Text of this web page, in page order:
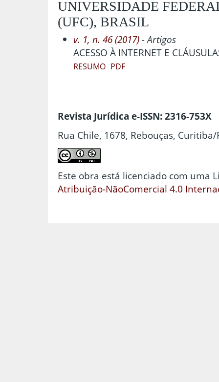
UNIVERSIDADE
(UFC), BRASIL
v. 1, n. 46 (2017)- Artigos
ACESSO À INTERNET E
RESUMO PDF
Revista Jurídica e-ISSN: 2316-753X
Rua Chile, 1678, Rebouças, Curitiba/
Este obra está licenciado com uma
Atribuição-NãoComercial 4.0